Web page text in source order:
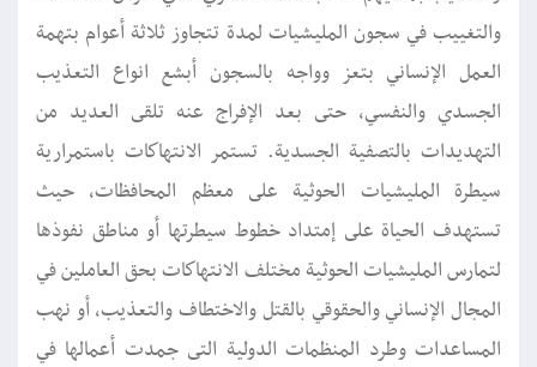
والتغييب في سجون المليشيات لمدة تتجاوز ثلاثة أعوام بتهمة
العمل الإنساني بتعز وواجه بالسجون أبشع انواع التعذيب
الجسدي والنفسي، حتى بعد الإفراج عنه تلقى العديد من
التهديدات بالتصفية الجسدية. تستمر الانتهاكات باستمرارية
سيطرة المليشيات الحوثية على معظم المحافظات، حيث
تستهدف الحياة على إمتداد خطوط سيطرتها أو مناطق نفوذها
لتمارس المليشيات الحوثية مختلف الانتهاكات بحق العاملين في
المجال الإنساني والحقوقي بالقتل والاختطاف والتعذيب، أو نهب
المساعدات وطرد المنظمات الدولية التى جمدت أعمالها في